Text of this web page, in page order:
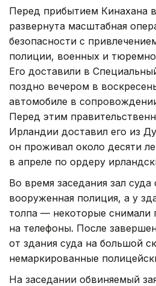
Перед прибытием Кинахана
развернута масштабная
безопасности с
полиции, военных и
Его доставили в
поздно вечером в
автомобиле в
Перед этим
Ирландии доставил его из
он проживал около десяти
в апреле по ордеру
Во время заседания зал суда
вооруженная полиция, а у
толпа — некоторые снимали
на телефоны. После
от здания суда на большой
немаркированные
На заседании обвиняемый